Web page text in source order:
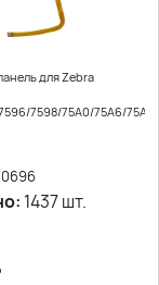
для Zebra
7598/75A0/75A6/75A8
1437 шт.